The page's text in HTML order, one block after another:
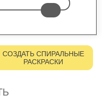
СОЗДАТЬ СПИРАЛЬНЫЕ
РАСКРАСКИ